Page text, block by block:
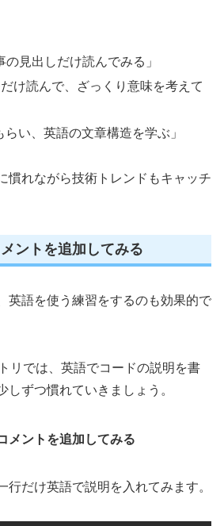
の見出しだけ読んでみる」
だけ読んで、ざっくり意味を考えて
らい、英語の文章構造を学ぶ」
慣れながら技術トレンドもキャッチ
ントを追加してみる
英語を使う練習をするのも効果的で
リでは、英語でコードの説明を書
しずつ慣れていきましょう。
メントを追加してみる
行だけ英語で説明を入れてみます。